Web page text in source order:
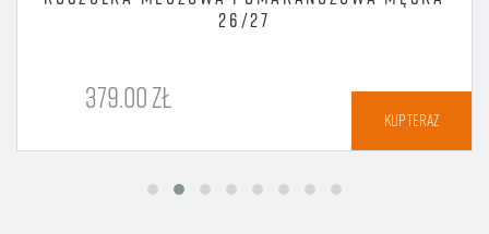
26/27
379.00 ZŁ
KUP TERAZ